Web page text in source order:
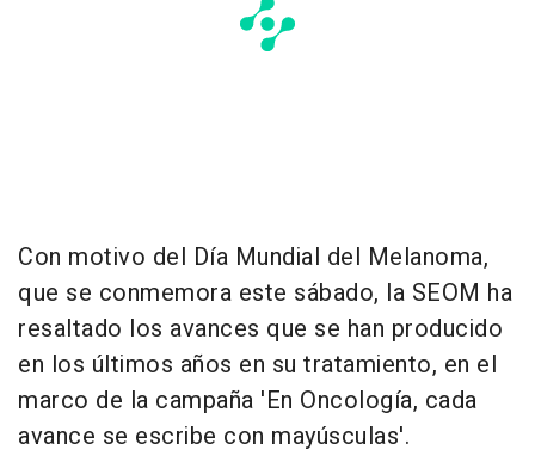
Con motivo del Día Mundial del Melanoma,
que se conmemora este sábado, la SEOM ha
resaltado los avances que se han producido
en los últimos años en su tratamiento, en el
marco de la campaña 'En Oncología, cada
avance se escribe con mayúsculas'.